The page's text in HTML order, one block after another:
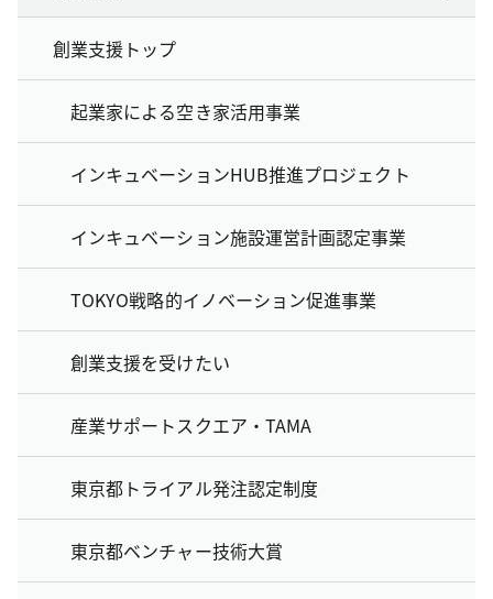
創業支援トップ
起業家による空き家活用事業
インキュベーションHUB推進プロジェクト
インキュベーション施設運営計画認定事業
TOKYO戦略的イノベーション促進事業
創業支援を受けたい
産業サポートスクエア・TAMA
東京都トライアル発注認定制度
東京都ベンチャー技術大賞